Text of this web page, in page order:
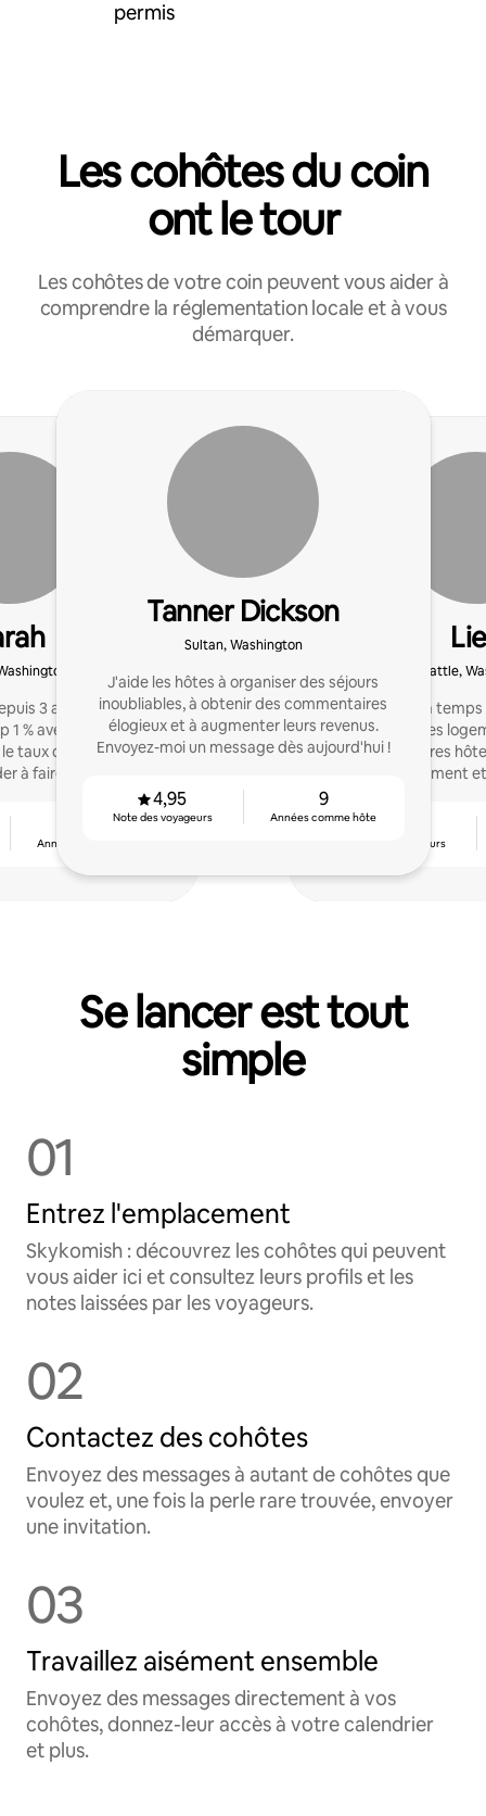
permis
Les cohôtes du coin
ont le tour
Les cohôtes de votre coin peuvent vous aider à
comprendre la réglementation locale et à vous
démarquer.
3 ans! Ma maison
1 % avec 4,96 étoiles et
taux d'occupation. Je
à faire de même.
Années comme hôte
Tanner Dickson
Sultan, Washington
J'aide les hôtes à organiser des séjours
inoubliables, à obtenir des commentaires
élogieux et à augmenter leurs revenus.
Envoyez-moi un message dès aujourd'hui !
4,95
Note des voyageurs
9
Années comme hôte
Seattle,
Je suis cohôte à
avec nos propres
j'aide d'autres
voyageurs facilement
Transparent, fiable et
Note des voyageurs
Se lancer est tout
simple
01
Entrez l'emplacement
Skykomish : découvrez les cohôtes qui peuvent
vous aider ici et consultez leurs profils et les
notes laissées par les voyageurs.
02
Contactez des cohôtes
Envoyez des messages à autant de cohôtes que
voulez et, une fois la perle rare trouvée, envoyer
une invitation.
03
Travaillez aisément ensemble
Envoyez des messages directement à vos
cohôtes, donnez-leur accès à votre calendrier
et plus.